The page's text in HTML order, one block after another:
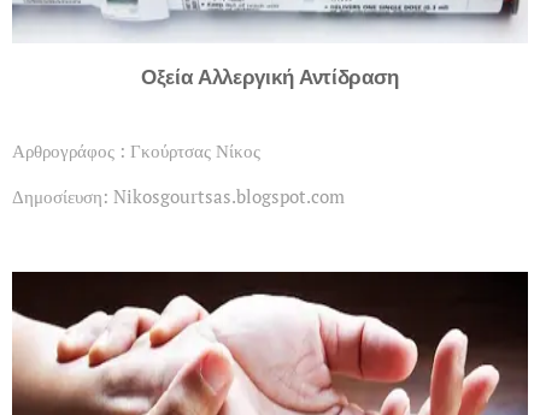
Οξεία Αλλεργική Αντίδραση
Αρθρογράφος : Γκούρτσας Νίκος
Δημοσίευση: Nikosgourtsas.blogspot.com